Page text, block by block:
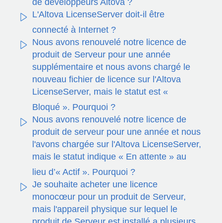
de développeurs Altova ?
L'Altova LicenseServer doit-il être
connecté à Internet ?
Nous avons renouvelé notre licence de
produit de Serveur pour une année
supplémentaire et nous avons chargé le
nouveau fichier de licence sur l'Altova
LicenseServer, mais le statut est «
Bloqué ». Pourquoi ?
Nous avons renouvelé notre licence de
produit de serveur pour une année et nous
l'avons chargée sur l'Altova LicenseServer,
mais le statut indique « En attente » au
lieu d’« Actif ». Pourquoi ?
Je souhaite acheter une licence
monocœur pour un produit de Serveur,
mais l'appareil physique sur lequel le